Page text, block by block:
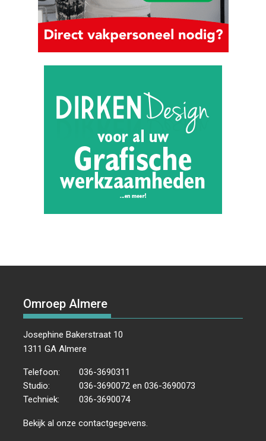
Omroep Almere
Josephine Bakerstraat 10
1311 GA Almere
Telefoon:
036-3690311
Studio:
036-3690072 en 036-3690073
Techniek:
036-3690074
Bekijk al onzecontactgegevens